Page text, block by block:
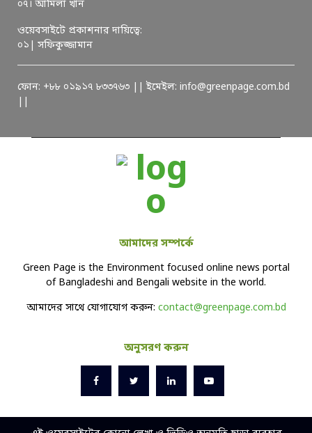
০৭। আমিলা খান
ওয়েবসাইটে প্রকাশনার দায়িত্বে:
০১| সফিকুজ্জামান
ফোন: +৮৮ ০১৯১৭ ৮৩৩৭৬৩ || ইমেইল: info@greenpage.com.bd
আমাদের সম্পর্কে
Green Page is the Environment focused online news portal
of Bangladeshi and Bengali website in the world.
আমাদের সাথে যোগাযোগ করুন: contact@greenpage.com.bd
অনুসরণ করুন